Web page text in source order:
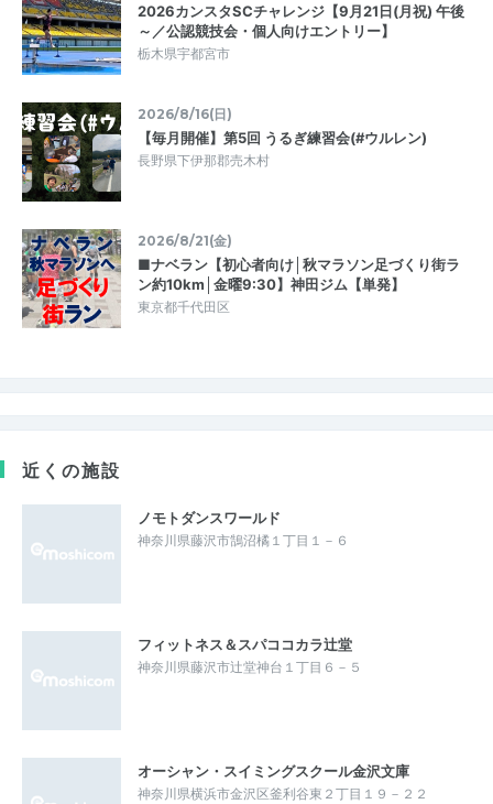
2026カンスタSCチャレンジ【9月21日(月祝) 午後
～／公認競技会・個人向けエントリー】
栃木県宇都宮市
2026/8/16(日)
【毎月開催】第5回 うるぎ練習会(#ウルレン)
長野県下伊那郡売木村
2026/8/21(金)
■ナベラン【初心者向け│秋マラソン足づくり街ラ
ン約10km│金曜9:30】神田ジム【単発】
東京都千代田区
近くの施設
ノモトダンスワールド
神奈川県藤沢市鵠沼橘１丁目１－６
フィットネス＆スパココカラ辻堂
神奈川県藤沢市辻堂神台１丁目６－５
オーシャン・スイミングスクール金沢文庫
神奈川県横浜市金沢区釜利谷東２丁目１９－２２